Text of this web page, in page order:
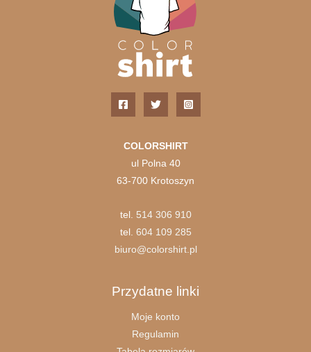
COLORSHIRT
ul Polna 40
63-700 Krotoszyn
tel. 514 306 910
tel. 604 109 285
biuro@colorshirt.pl
Przydatne linki
Moje konto
Regulamin